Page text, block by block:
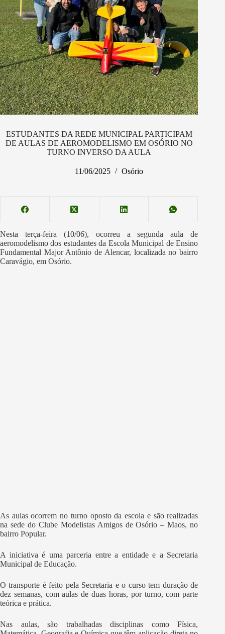
ESTUDANTES DA REDE MUNICIPAL PARTICIPAM
DE AULAS DE AEROMODELISMO EM OSÓRIO NO
TURNO INVERSO DA AULA
11/06/2025 Osório
Nesta terça-feira (10/06), ocorreu a segunda aula de
aeromodelismo dos estudantes da Escola Municipal de Ensino
Fundamental Major Antônio de Alencar, localizada no bairro
Caravágio, em Osório.
As aulas ocorrem no turno oposto da escola e são realizadas
na sede do Clube Modelistas Amigos de Osório – Maos, no
bairro Popular.
A iniciativa é uma parceria entre a entidade e a Secretaria
Municipal de Educação.
O transporte é feito pela Secretaria e o curso tem duração de
dez semanas, com aulas de duas horas, por turno, com parte
teórica e prática.
Nas aulas, são trabalhadas disciplinas como Física,